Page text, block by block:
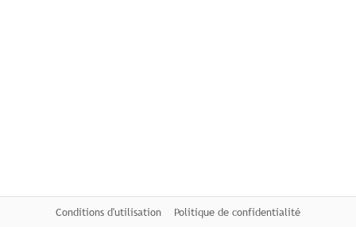
Conditions d'utilisation Politique de confidentialité